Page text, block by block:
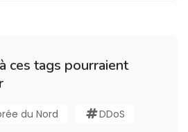
ces tags pourraient
du Nord DDoS